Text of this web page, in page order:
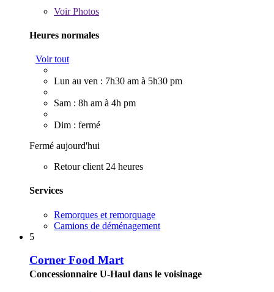
VoirPhotos
Heures normales
Voir tout
Lun au ven : 7h30 am à 5h30 pm
Sam : 8h am à 4h pm
Dim : fermé
Fermé aujourd'hui
Retour client 24 heures
Services
Remorques et remorquage
Camions de déménagement
5
Corner Food Mart
Concessionnaire U-Haul dans le voisinage